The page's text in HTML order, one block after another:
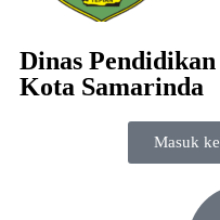
Dinas
Kota Samarinda
Masuk